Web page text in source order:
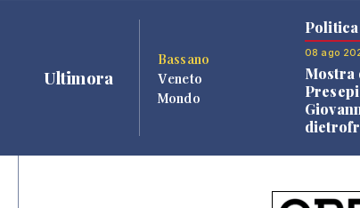
Ultimora
Bassano
Veneto
Mondo
Politica
08 ago
Mostra